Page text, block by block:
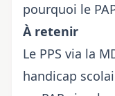
pourquoi le
À retenir
Le PPS via la
handicap